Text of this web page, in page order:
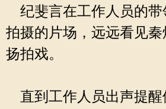
纪斐言在工作人员的带
拍摄的片场，远远看见
扬拍戏。
直到工作人员出声提醒